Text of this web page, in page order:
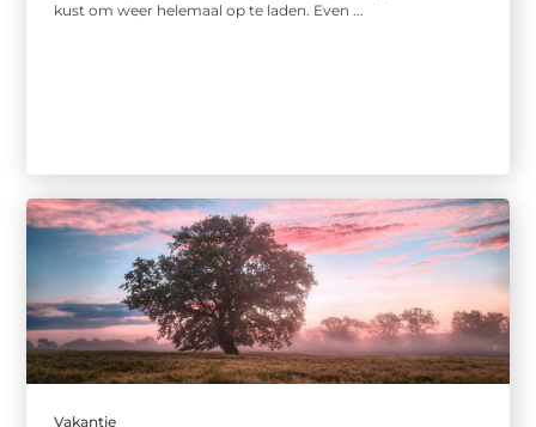
kust om weer helemaal op te laden. Even ...
Vakantie